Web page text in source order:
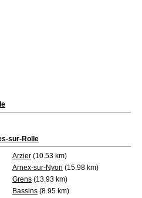
sur-Rolle
Arzier (10.53 km)
Arnex-sur-Nyon (15.98 km)
Grens (13.93 km)
Bassins (8.95 km)